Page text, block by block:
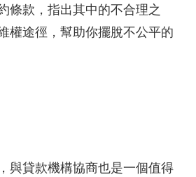
條款，指出其中的不合理之
權途徑，幫助你擺脫不公平的
與貸款機構協商也是一個值得